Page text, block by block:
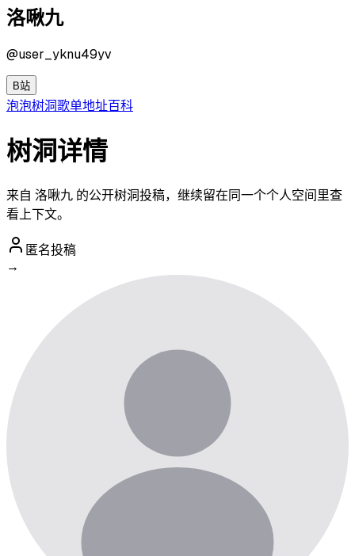
洛啾九
@user_yknu49yv
B站
泡泡树洞歌单地址百科
树洞详情
来自 洛啾九 的公开树洞投稿，继续留在同一个个人空间里查
看上下文。
匿名投稿
→